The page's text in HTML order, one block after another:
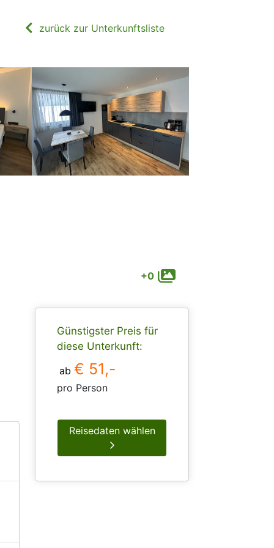
zurück zur Unterkunftsliste
+0
Günstigster Preis für
diese Unterkunft:
ab € 51,-
pro Person
Reisedaten wählen